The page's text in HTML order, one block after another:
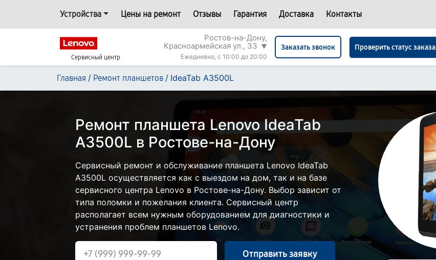
Устройства Цены на ремонт Отзывы Гарантия Доставка Контакты
Сервисный центр
Ростов-на-Дону,
Красноармейская ул., 33 ▼
Ежедневно, с 10:00 до 20:00
Заказать звонок Проверить статус заказа
Главная / Ремонт планшетов / IdeaTab A3500L
Ремонт планшета Lenovo IdeaTab
A3500L в Ростове-на-Дону
Сервисный ремонт и обслуживание планшета Lenovo IdeaTab
A3500L осуществляется как с выездом на дом, так и на базе
сервисного центра Lenovo в Ростове-на-Дону. Выбор зависит от
типа поломки и пожелания клиента. Сервисный центр
располагает всем нужным оборудованием для диагностики и
устранения проблем планшетов Lenovo.
Отправить заявку